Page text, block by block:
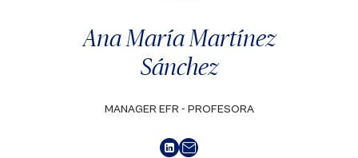
Ana María Martínez
Sánchez
MANAGER EFR - PROFESORA